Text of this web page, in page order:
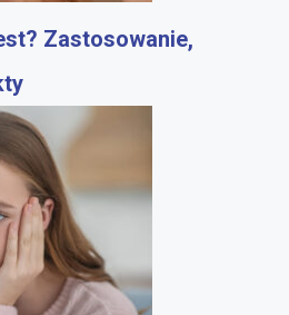
Zastosowanie,